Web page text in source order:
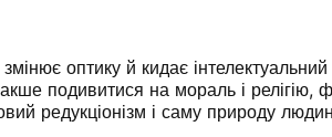
змінює оптику й кидає
подивитися на мораль і релігію,
редукціонізм і саму природу